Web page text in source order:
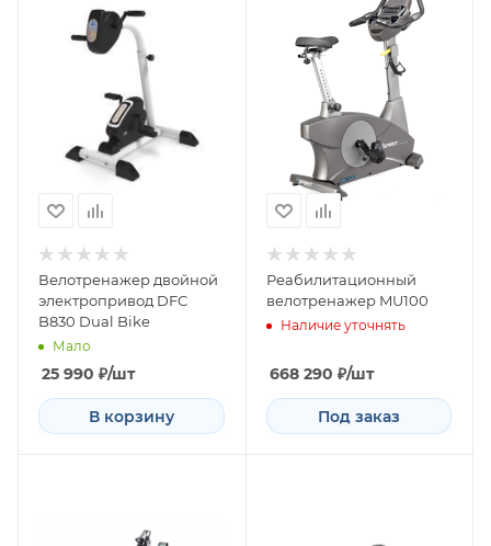
Велотренажер двойной
электропривод DFC
B830 Dual Bike
Мало
25 990 ₽/шт
В корзину
Реабилитационный
велотренажер MU100
Наличие уточнять
668 290 ₽/шт
Под заказ